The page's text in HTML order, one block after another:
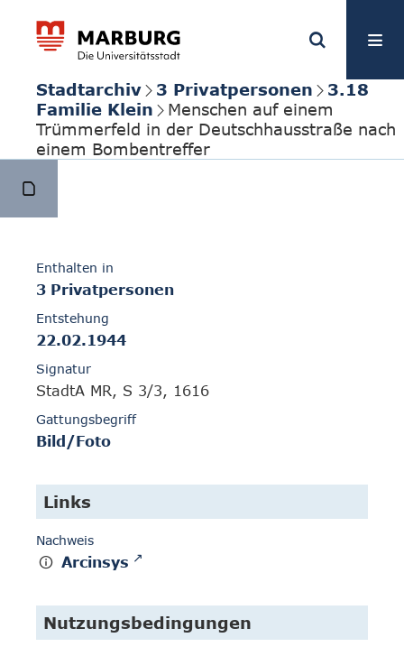
Stadtarchiv 3 Privatpersonen
3.18
Familie Klein
Menschen auf einem
Trümmerfeld in der Deutschhausstraße nach
einem Bombentreffer
Enthalten in
3 Privatpersonen
Entstehung
22.02.1944
Signatur
StadtA MR, S 3/3, 1616
Gattungsbegriff
Bild/Foto
Links
Nachweis
Arcinsys
Nutzungsbedingungen